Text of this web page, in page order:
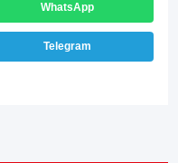
WhatsApp
Telegram